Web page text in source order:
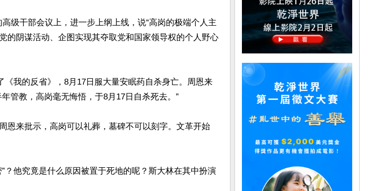
级干部会议上，进一步上纲上线，说“高岗的极端个人主
的阴谋活动、企图实现其夺取党和国家领导权的个人野心
《我的反省》，8月17日服大量安眠药自杀身亡。周恩来
管教，高岗毫无悔悟，于8月17日自杀死去。”
恩来批示，高岗可以礼葬，墓碑不可以刻字。文革开始
？他究竟是什么原因被置于死地的呢？斯大林在其中扮演